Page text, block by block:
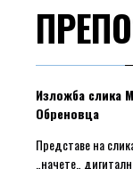
Изложба слика
Обреновца
Представе на
„начете„